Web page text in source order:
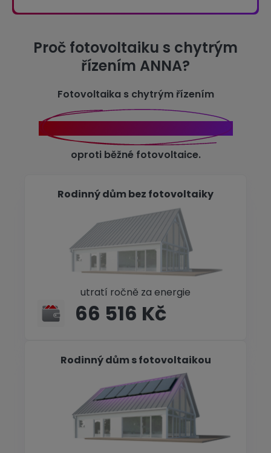
Proč fotovoltaiku s chytrým
řízením ANNA?
Fotovoltaika s chytrým řízením
oproti běžné fotovoltaice.
Rodinný dům bez fotovoltaiky
utratí ročně za energie
66 516 Kč
Rodinný dům s fotovoltaikou